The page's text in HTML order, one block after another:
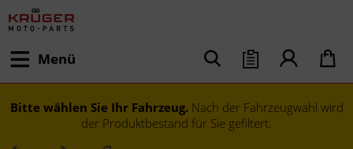
Menü
Bitte wählen Sie Ihr Fahrzeug. Nach der Fahrzeugwahl wird
der Produktbestand für Sie gefiltert.